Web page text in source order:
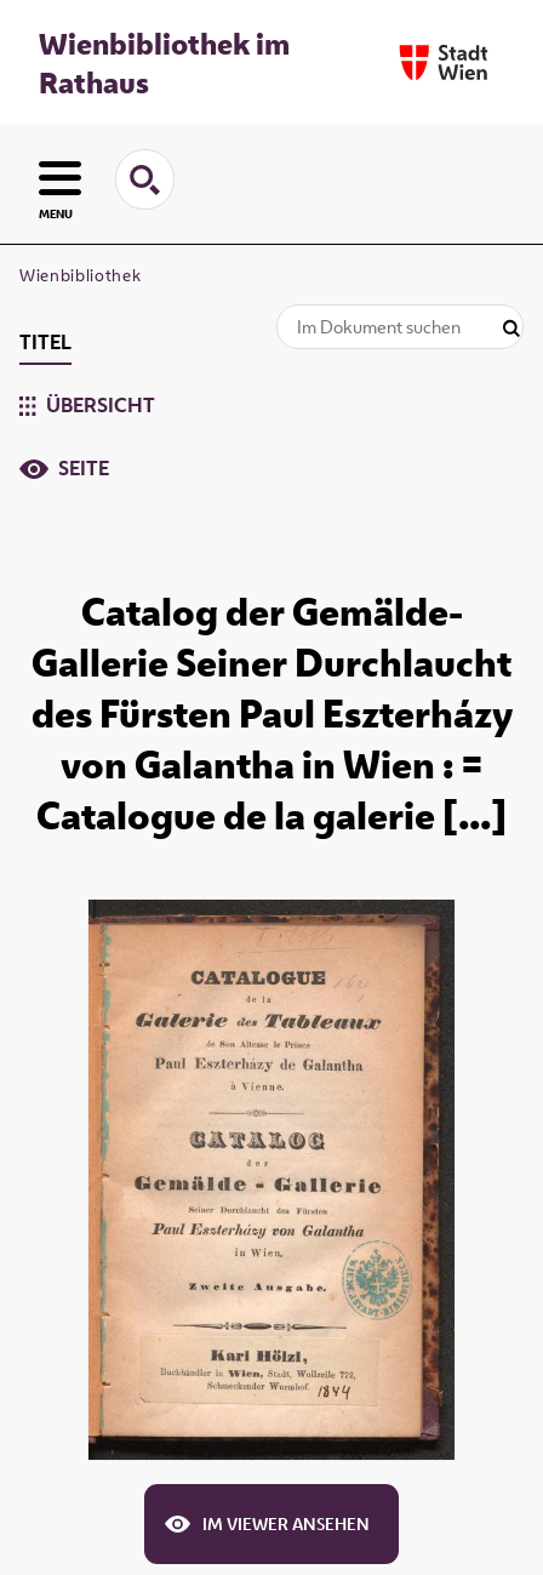
Wienbibliothek im
Rathaus
MENU
Wienbibliothek
TITEL
ÜBERSICHT
SEITE
Catalog der Gemälde-
Gallerie Seiner Durchlaucht
des Fürsten Paul Eszterházy
von Galantha in Wien : =
Catalogue de la galerie [...]
IM VIEWER ANSEHEN